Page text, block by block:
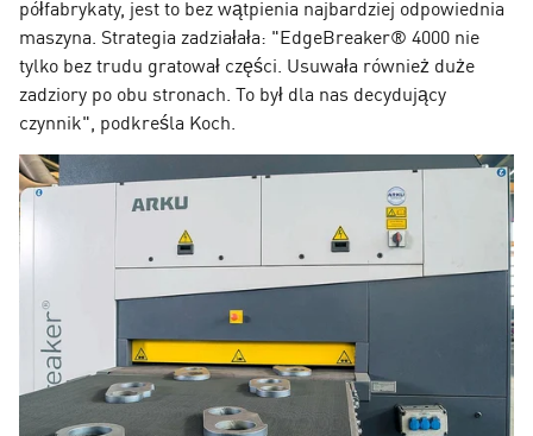
półfabrykaty, jest to bez wątpienia najbardziej odpowiednia
maszyna. Strategia zadziałała: "EdgeBreaker® 4000 nie
tylko bez trudu gratował części. Usuwała również duże
zadziory po obu stronach. To był dla nas decydujący
czynnik", podkreśla Koch.